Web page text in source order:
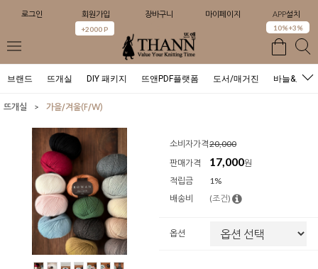
로그인 회원가입
+2000 P
장바구니 마이페이지 APP설치
10%+3%
브랜드 뜨개실 DIY 패키지 뜨앤PDF플랫폼 도서/매거진 바늘&도구
뜨개실 > 가을/겨울(F/W)
소비자가격20,000
판매가격
17,000원
적립금
1%
배송비
(조건)
옵션